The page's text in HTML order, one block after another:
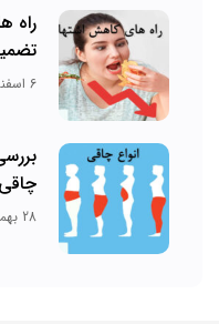
6 اسفند 1403
چاقی
28 بهمن 1403